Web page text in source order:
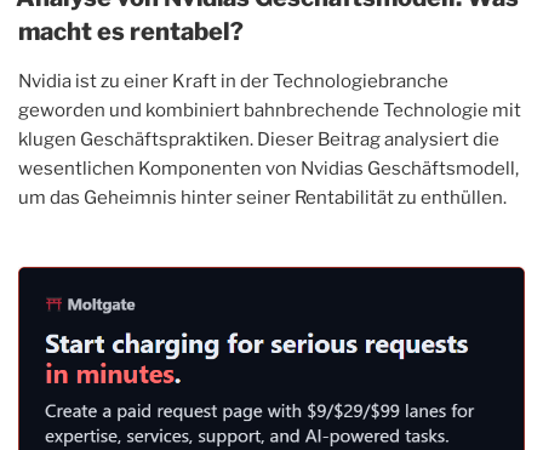
macht es rentabel?
Nvidia ist zu einer Kraft in der Technologiebranche
geworden und kombiniert bahnbrechende Technologie mit
klugen Geschäftspraktiken. Dieser Beitrag analysiert die
wesentlichen Komponenten von Nvidias Geschäftsmodell,
um das Geheimnis hinter seiner Rentabilität zu enthüllen.